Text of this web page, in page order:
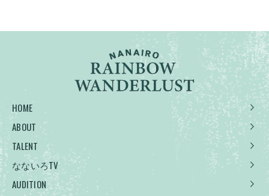
HOME
ABOUT
TALENT
なないろTV
AUDITION